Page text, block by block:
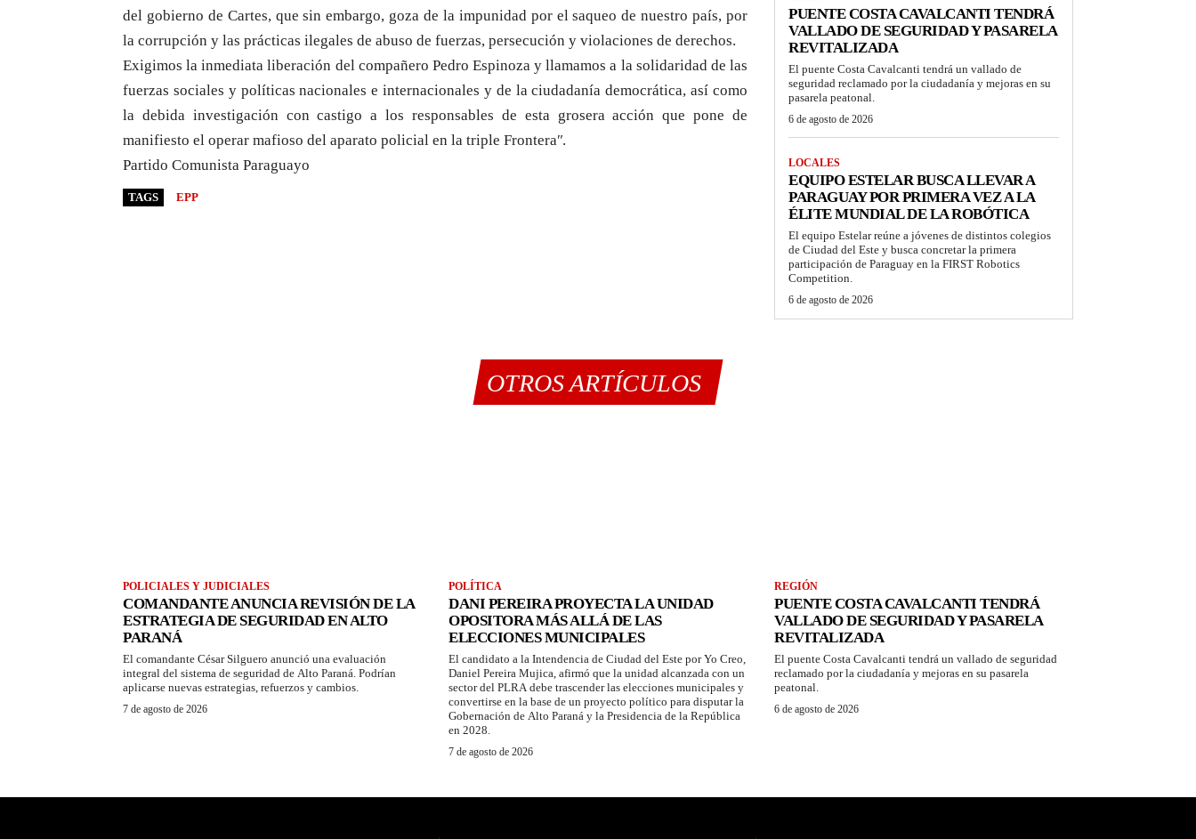
del gobierno de Cartes, que sin embargo, goza de la impunidad por el saqueo de nuestro país, por
la corrupción y las prácticas ilegales de abuso de fuerzas, persecución y violaciones de derechos.
Exigimos la inmediata liberación del compañero Pedro Espinoza y llamamos a la solidaridad de las
fuerzas sociales y políticas nacionales e internacionales y de la ciudadanía democrática, así como
la debida investigación con castigo a los responsables de esta grosera acción que pone de
manifiesto el operar mafioso del aparato policial en la triple Fronteraʺ.
Partido Comunista Paraguayo
TAGS EPP
PUENTE COSTA CAVALCANTI TENDRÁ
VALLADO DE SEGURIDAD Y PASARELA
REVITALIZADA
El puente Costa Cavalcanti tendrá un vallado de
seguridad reclamado por la ciudadanía y mejoras en su
pasarela peatonal.
6 de agosto de 2026
LOCALES
EQUIPO ESTELAR BUSCA LLEVAR A
PARAGUAY POR PRIMERA VEZ A LA
ÉLITE MUNDIAL DE LA ROBÓTICA
El equipo Estelar reúne a jóvenes de distintos colegios
de Ciudad del Este y busca concretar la primera
participación de Paraguay en la FIRST Robotics
Competition.
6 de agosto de 2026
OTROS ARTÍCULOS
POLICIALES Y JUDICIALES
COMANDANTE ANUNCIA REVISIÓN DE LA
ESTRATEGIA DE SEGURIDAD EN ALTO
PARANÁ
El comandante César Silguero anunció una evaluación
integral del sistema de seguridad de Alto Paraná. Podrían
aplicarse nuevas estrategias, refuerzos y cambios.
7 de agosto de 2026
POLÍTICA
DANI PEREIRA PROYECTA LA UNIDAD
OPOSITORA MÁS ALLÁ DE LAS
ELECCIONES MUNICIPALES
El candidato a la Intendencia de Ciudad del Este por Yo Creo,
Daniel Pereira Mujica, afirmó que la unidad alcanzada con un
sector del PLRA debe trascender las elecciones municipales y
convertirse en la base de un proyecto político para disputar la
Gobernación de Alto Paraná y la Presidencia de la República
en 2028.
7 de agosto de 2026
REGIÓN
PUENTE COSTA CAVALCANTI TENDRÁ
VALLADO DE SEGURIDAD Y PASARELA
REVITALIZADA
El puente Costa Cavalcanti tendrá un vallado de seguridad
reclamado por la ciudadanía y mejoras en su pasarela
peatonal.
6 de agosto de 2026